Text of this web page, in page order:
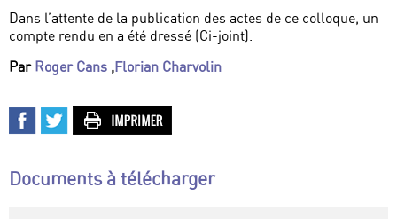
Dans l’attente de la publication des actes de ce colloque, un
compte rendu en a été dressé (Ci-joint).
Par Roger Cans ,Florian Charvolin
Documents à télécharger